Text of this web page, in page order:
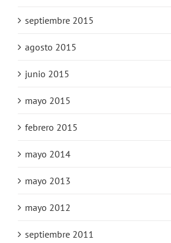
septiembre 2015
agosto 2015
junio 2015
mayo 2015
febrero 2015
mayo 2014
mayo 2013
mayo 2012
septiembre 2011